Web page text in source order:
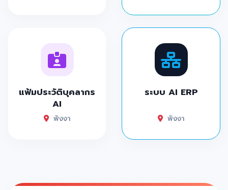
แฟ้มประวัติบุคลากร
AI
พังงา
ระบบ AI ERP
พังงา